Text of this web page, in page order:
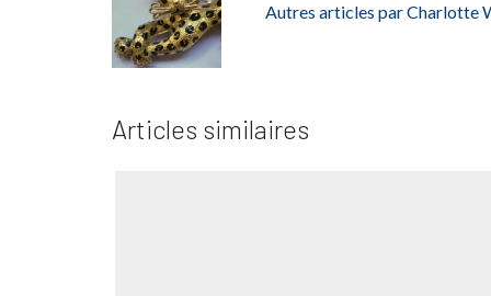
Autres articles par Charlotte
Articles similaires